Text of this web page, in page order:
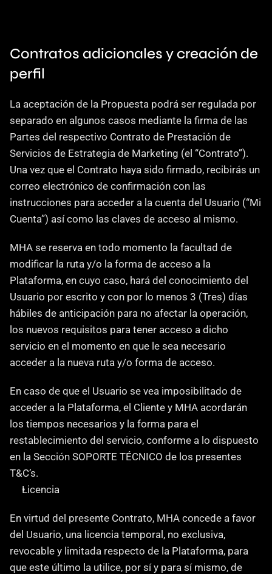
Contratos adicionales y creación de
perfil
La aceptación de la Propuesta podrá ser regulada por
separado en algunos casos mediante la firma de las
Partes del respectivo Contrato de Prestación de
Servicios de Estrategia de Marketing (el “Contrato”).
Una vez que el Contrato haya sido firmado, recibirás un
correo electrónico de confirmación con las
instrucciones para acceder a la cuenta del Usuario (“Mi
Cuenta”) así como las claves de acceso al mismo.
MHA se reserva en todo momento la facultad de
modificar la ruta y/o la forma de acceso a la
Plataforma, en cuyo caso, hará del conocimiento del
Usuario por escrito y con por lo menos 3 (Tres) días
hábiles de anticipación para no afectar la operación,
los nuevos requisitos para tener acceso a dicho
servicio en el momento en que le sea necesario
acceder a la nueva ruta y/o forma de acceso.
En caso de que el Usuario se vea imposibilitado de
acceder a la Plataforma, el Cliente y MHA acordarán
los tiempos necesarios y la forma para el
restablecimiento del servicio, conforme a lo dispuesto
en la Sección SOPORTE TÉCNICO de los presentes
T&C’s.
Licencia
‍En virtud del presente Contrato, MHA concede a favor
del Usuario, una licencia temporal, no exclusiva,
revocable y limitada respecto de la Plataforma, para
que este último la utilice, por sí y para sí mismo, de